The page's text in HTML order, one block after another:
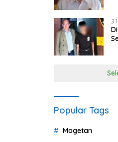
Popular Tags
Magetan